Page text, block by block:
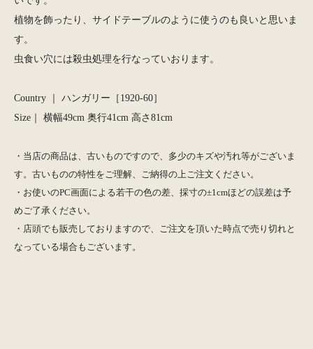
植物を飾ったり、サイドテーブルのように使うのも良いと思いま
す。
虫食い穴には殺虫処理を行なっていおります。
Country ｜ ハンガリー［1920-60］
Size｜ 横幅49cm 奥行41cm 高さ81cm
・当店の商品は、古いものですので、多少のキズや汚れ等がございま
す。古いものの特性をご理解、ご納得の上ご注文ください。
・お使いのPC画面による若干の色の差、採寸の±1cmほどの誤差は予
めご了承ください。
・店頭でも販売しておりますので、ご注文を頂いた時点で売り切れと
なっている場合もございます。